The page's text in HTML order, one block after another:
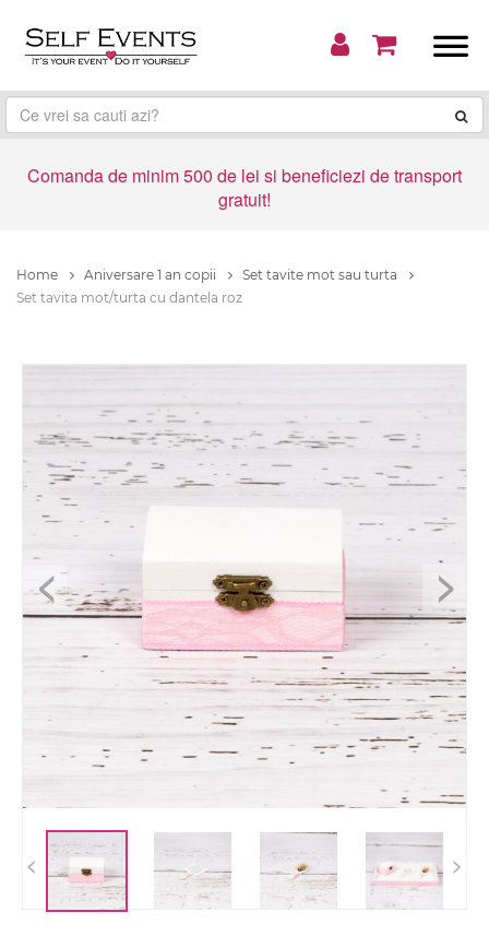
Comanda de minim 500 de lei si beneficiezi de transport
gratuit!
Home Aniversare 1 an copii
Set tavite mot sau turta
Set tavita mot/turta cu dantela roz
< >
< >